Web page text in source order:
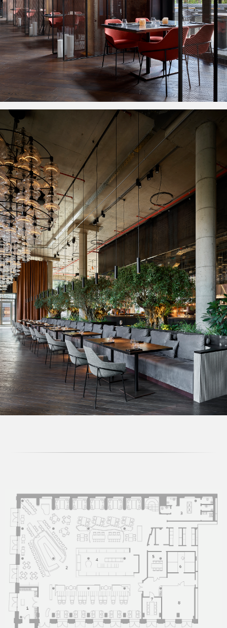
В центре расположены кухня с зоной гриля,
печью с куполом из черного металла и стекла и
зона бара с трехуровневой контактной стойкой
из глыбы карельского мрамора. Над баром
расположилась люстра из медных пластин
весом две тонны, закручивающей в своем
водовороте центральную часть бара со
стеллажом, в котором представлены лучшие
ингредиенты для создания эксклюзивных
авторских коктейлей.